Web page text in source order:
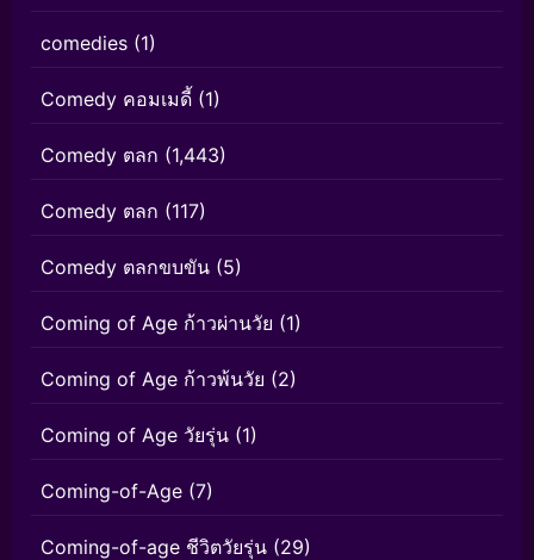
comedies (1)
Comedy คอมเมดี้ (1)
Comedy ตลก (1,443)
Comedy ตลก (117)
Comedy ตลกขบขัน (5)
Coming of Age ก้าวผ่านวัย (1)
Coming of Age ก้าวพ้นวัย (2)
Coming of Age วัยรุ่น (1)
Coming-of-Age (7)
Coming-of-age ชีวิตวัยรุ่น (29)